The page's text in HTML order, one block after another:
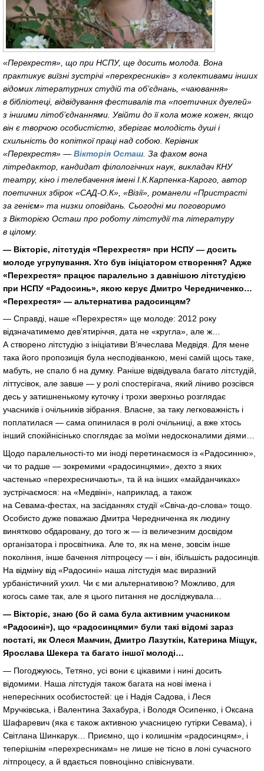
«Перехрестя», що при НСПУ, ще досить молода. Вона
практикує виїзні зустрічі «перехресників» з колективами інших
відомих літературних студій та об’єднань, «чаювання»
в бібліотеці, відвідування фестивалів та «поетичних дуелей»
з іншими літоб’єднаннями. Увійти до її кола може кожен, якщо
він є творчою особистістю, зберігає молодість душі і
схильність до копіткої праці над собою. Керівник
«Перехрестя» — Вікторія Осташ . За фахом вона
літредактор, кандидат філологічних наук, викладач КНУ
театру, кіно і телебачення імені І.К.Карпенка-Карого , автор
поетичних збірок «САД-О .К», «Візії», романели «Пристрасті
за генієм» та низки оповідань. Сьогодні ми поговоримо
з Вікторією Осташ про роботу літстудії та літературу
в цілому.
— Вікторіє, літстудія «Перехрестя» при НСПУ — досить
молоде угрупування. Хто був ініціатором створення? Адже
«Перехрестя» працює паралельно з давнішою літстудією
при НСПУ «Радосинь», якою керує Дмитро Чередниченко…
«Перехрестя» — альтернатива радосинцям?
— Справді, наше «Перехрестя» ще молоде: 2012 року
відзначатимемо дев’ятиріччя, дата не «кругла», але ж…
А створено літстудію з ініціативи В’ячеслава Медвідя. Для мене
така його пропозиція була несподіванкою, мені самій щось таке,
мабуть, не спало б на думку. Раніше відвідувала багато літстудій,
літтусівок, але завше — у ролі спостерігача, який ліниво розсівся
десь у затишненькому куточку і трохи зверхньо розглядає
учасників і очільників зібрання. Власне, за таку легковажність і
поплатилася — сама опинилася в ролі очільниці, а вже хтось
інший спокійнісінько споглядає за моїми недосконалими діями…
Щодо паралельності-то ми іноді перетинаємося із «Радосинню»,
чи то радше — зокремими «радосинцями», дехто з яких
частенько «перехресничають», та й на інших «майданчиках»
зустрічаємося: на «Медвіні», наприклад, а також
на Севама-фестах , на засіданнях студії «Свіча-до-слова» тощо.
Особисто дуже поважаю Дмитра Чередниченка як людину
винятково обдаровану, до того ж — із величезним досвідом
організатора і просвітника. Але то, як на мене, зовсім інше
покоління, інше бачення літпроцесу — і він, ібільшість радосинців.
На відміну від «Радосині» наша літстудія має виразний
урбаністичний ухил. Чи є ми альтернативою? Можливо, для
когось саме так, але я цього питання не досліджувала…
— Вікторіє, знаю (бо й сама була активним учасником
«Радосині»), що «радосинцями» були такі відомі зараз
постаті, як Олеся Мамчин, Дмитро Лазуткін, Катерина Міщук,
Ярослава Шекера та багато іншої молоді…
— Погоджуюсь, Тетяно, усі вони є цікавими і нині досить
відомими. Наша літстудія також багата на нові імена і
непересічних особистостей: це і Надія Садова, і Леся
Мручківська, і Валентина Захабура, і Володя Осипенко, і Оксана
Шафаревич (яка є також активною учасницею гутірки Севама), і
Світлана Шинкарук… Приємно, що і колишнім «радосинцям», і
теперішнім «перехресникам» не лише не тісно в лоні сучасного
літпроцесу, а й вдається повноцінно співіснувати.